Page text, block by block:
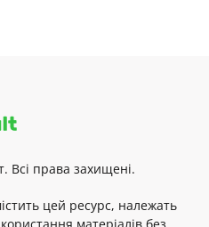
Всі права захищені.
цей ресурс, належать
матеріалів без